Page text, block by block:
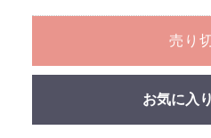
売り
お気に入